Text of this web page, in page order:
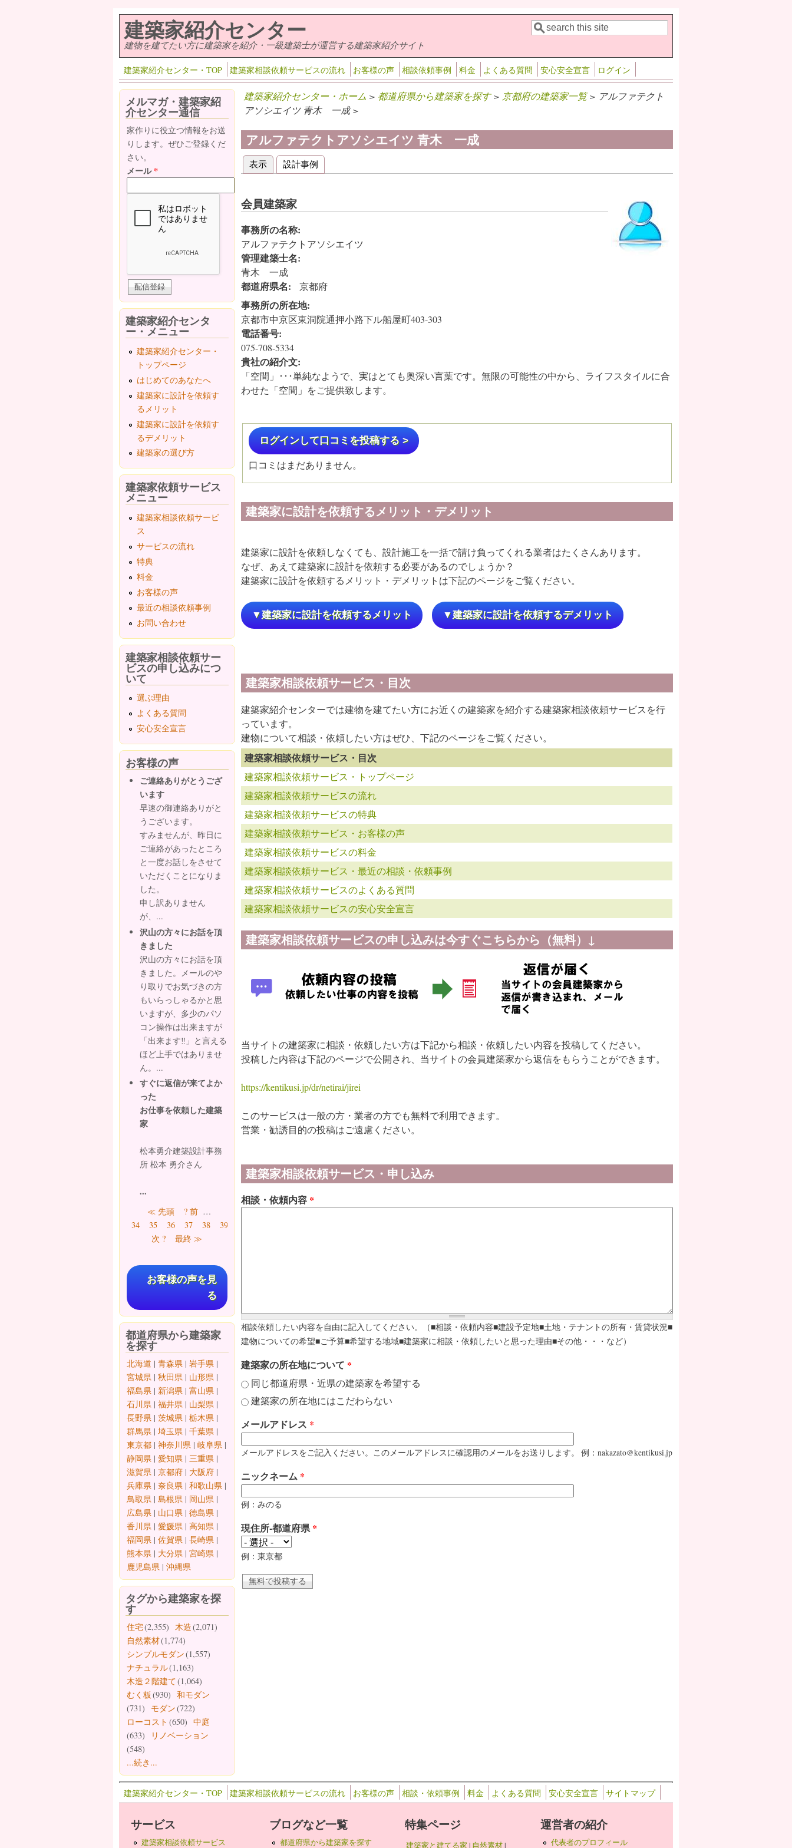
建築家紹介センター
建物を建てたい方に建築家を紹介・一級建築士が運営する建築家紹介サイト 検索フォーム
検索
建築家紹介センター・TOP 建築家相談依頼サービスの流れ お客様の声 相談依頼事例 料金 よくある質問 安心安全宣言 ログイン
建築家紹介センター・ホーム > 都道府県から建築家を探す> 京都府の建築家一覧> アルファテクト
アソシエイツ 青木 一成 >
アルファテクトアソシエイツ 青木 一成
プライマリータブ
表示(アクティブなタブ)
設計事例
会員建築家
事務所の名称:
アルファテクトアソシエイツ
管理建築士名:
青木 一成
都道府県名: 京都府
事務所の所在地:
京都市中京区東洞院通押小路下ル船屋町403-303
電話番号:
075-708-5334
貴社の紹介文:
「空間」･･･単純なようで、実はとても奥深い言葉です。無限の可能性の中から、ライフスタイルに合
わせた「空間」をご提供致します。
ログインして口コミを投稿する >
口コミはまだありません。
建築家に設計を依頼するメリット・デメリット
建築家に設計を依頼しなくても、設計施工を一括で請け負ってくれる業者はたくさんあります。
なぜ、あえて建築家に設計を依頼する必要があるのでしょうか？
建築家に設計を依頼するメリット・デメリットは下記のページをご覧ください。
▼建築家に設計を依頼するメリット ▼建築家に設計を依頼するデメリット
建築家相談依頼サービス・目次
建築家紹介センターでは建物を建てたい方にお近くの建築家を紹介する建築家相談依頼サービスを行
っています。
建物について相談・依頼したい方はぜひ、下記のページをご覧ください。
建築家相談依頼サービス・目次
建築家相談依頼サービス・トップページ
建築家相談依頼サービスの流れ
建築家相談依頼サービスの特典
建築家相談依頼サービス・お客様の声
建築家相談依頼サービスの料金
建築家相談依頼サービス・最近の相談・依頼事例
建築家相談依頼サービスのよくある質問
建築家相談依頼サービスの安心安全宣言
建築家相談依頼サービスの申し込みは今すぐこちらから（無料）↓
当サイトの建築家に相談・依頼したい方は下記から相談・依頼したい内容を投稿してください。
投稿した内容は下記のページで公開され、当サイトの会員建築家から返信をもらうことができます。
https://kentikusi.jp/dr/netirai/jirei
このサービスは一般の方・業者の方でも無料で利用できます。
営業・勧誘目的の投稿はご遠慮ください。
建築家相談依頼サービス・申し込み
相談・依頼内容 *
相談依頼したい内容を自由に記入してください。（■相談・依頼内容■建設予定地■土地・テナントの所有・賃貸状況■
建物についての希望■ご予算■希望する地域■建築家に相談・依頼したいと思った理由■その他・・・など）
建築家の所在地について *
同じ都道府県・近県の建築家を希望する
建築家の所在地にはこだわらない
メールアドレス *
メールアドレスをご記入ください。このメールアドレスに確認用のメールをお送りします。 例：nakazato@kentikusi.jp
ニックネーム *
例：みのる
現住所-都道府県*
例：東京都
メルマガ・建築家紹
介センター通信
家作りに役立つ情報をお送
りします。ぜひご登録くだ
さい。
メール*
建築家紹介センタ
ー・メニュー
建築家紹介センター・
トップページ
はじめてのあなたへ
建築家に設計を依頼す
るメリット
建築家に設計を依頼す
るデメリット
建築家の選び方
建築家依頼サービス
メニュー
建築家相談依頼サービ
ス
サービスの流れ
特典
料金
お客様の声
最近の相談依頼事例
お問い合わせ
建築家相談依頼サー
ビスの申し込みにつ
いて
選ぶ理由
よくある質問
安心安全宣言
お客様の声
ご連絡ありがとうござ
います
早速の御連絡ありがと
うございます。
すみませんが、昨日に
ご連絡があったところ
と一度お話しをさせて
いただくことになりま
した。
申し訳ありません
が、...
沢山の方々にお話を頂
きました
沢山の方々にお話を頂
きました。メールのや
り取りでお気づきの方
もいらっしゃるかと思
いますが、多少のパソ
コン操作は出来ますが
「出来ます‼」と言える
ほど上手ではありませ
ん。...
すぐに返信が来てよか
った
お仕事を依頼した建築
家
松本勇介建築設計事務
所 松本 勇介さん
...
ページ≪ 先頭 ? 前 …
34
35 36 37 38 39
次 ?
最終 ≫
お客様の声を見
る
都道府県から建築家
を探す
北海道 | 青森県 | 岩手県 |
宮城県 | 秋田県 | 山形県 |
福島県 | 新潟県 | 富山県 |
石川県 | 福井県 | 山梨県 |
長野県 | 茨城県 | 栃木県 |
群馬県 | 埼玉県 | 千葉県 |
東京都 | 神奈川県 | 岐阜県 |
静岡県 | 愛知県 | 三重県 |
滋賀県 | 京都府 | 大阪府 |
兵庫県 | 奈良県 | 和歌山県 |
鳥取県 | 島根県 | 岡山県 |
広島県 | 山口県 | 徳島県 |
香川県 | 愛媛県 | 高知県 |
福岡県 | 佐賀県 | 長崎県 |
熊本県 | 大分県 | 宮崎県 |
鹿児島県 | 沖縄県
タグから建築家を探
す
住宅(2,355) 木造(2,071)
自然素材(1,774)
シンプルモダン(1,557)
ナチュラル(1,163)
木造２階建て(1,064)
むく板 (930) 和モダン
(731)
モダン(722)
ローコスト (650) 中庭
(633)
リノベーション
(548)
...続き...
建築家紹介センター・TOP 建築家相談依頼サービスの流れ お客様の声 相談・依頼事例 料金 よくある質問 安心安全宣言 サイトマップ
サービス
建築家相談依頼サービス
ブログなど一覧
都道府県から建築家を探す
特集ページ
建築家と建てる家 | 自然素材|
運営者の紹介
代表者のプロフィール